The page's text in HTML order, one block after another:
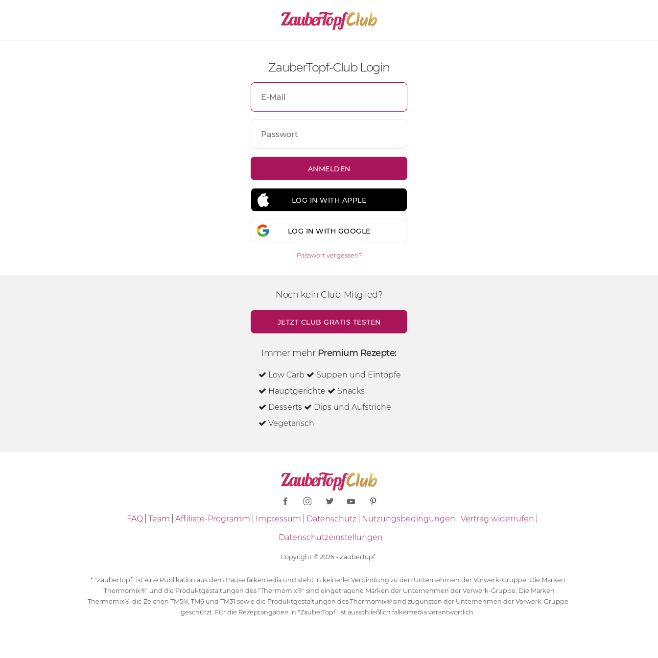
ZauberTopf-Club Login
LOG IN WITH APPLE
LOG IN WITH GOOGLE
Passwort vergessen?
Noch kein Club-Mitglied?
JETZT CLUB GRATIS TESTEN
Immer mehr Premium Rezepte:
Low Carb
Suppen und Eintöpfe
Hauptgerichte
Snacks
Desserts
Dips und Aufstriche
Vegetarisch
FAQ Team Affiliate-Programm Impressum Datenschutz Nutzungsbedingungen
Vertrag widerrufen
Datenschutzeinstellungen
Copyright © 2026 - ZauberTopf
* "ZauberTopf" ist eine Publikation aus dem Hause falkemedia und steht in keinerlei Verbindung zu den Unternehmen der Vorwerk-Gruppe. Die Marken
"Thermomix®" und die Produktgestaltungen des "Thermomix®" sind eingetragene Marken der Unternehmen der Vorwerk-Gruppe. Die Marken
Thermomix®, die Zeichen TM5®, TM6 und TM31 sowie die Produktgestaltungen des Thermomix® sind zugunsten der Unternehmen der Vorwerk-Gruppe
geschützt. Für die Rezeptangaben in "ZauberTopf" ist ausschließlich falkemedia verantwortlich.